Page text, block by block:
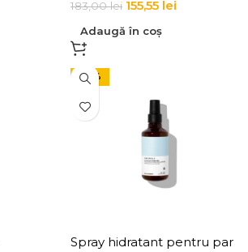
183,00lei 155,55 lei
Adaugă în coș
-27%
Spray hidratant pentru par